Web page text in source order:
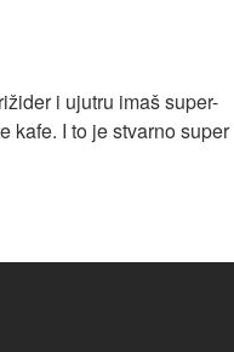
i ujutru imaš super-
kafe. I to je stvarno super